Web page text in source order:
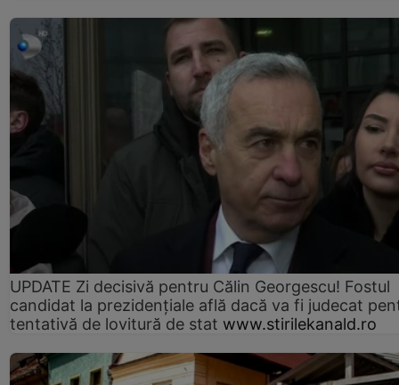
UPDATE Zi decisivă pentru Călin Georgescu! Fostul
candidat la prezidențiale află dacă va fi judecat
tentativă de lovitură de stat www.stirilekanald.ro